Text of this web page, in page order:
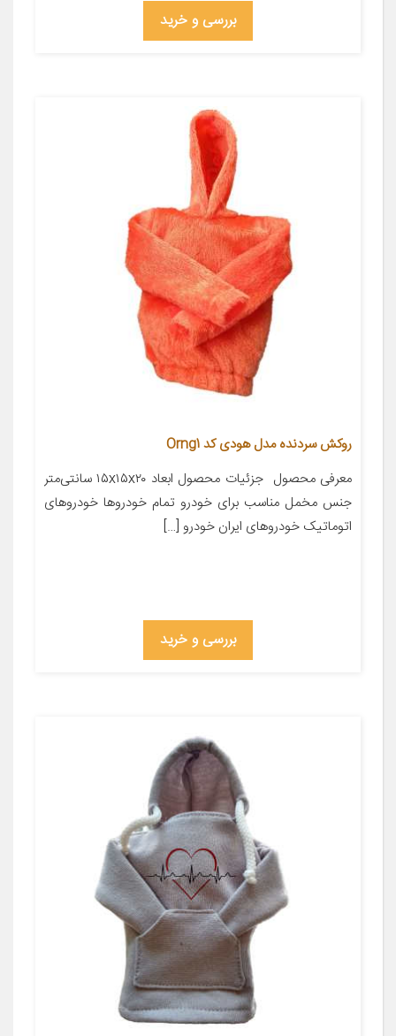
بررسی و خرید
روکش سردنده مدل هودی کد Orng1
معرفی محصول ‌‌‌‌‌‌‌‌‌‌‌‌‌‌‌‌‌‌‌‌‌‌‌‌‌‌‌‌‌‌‌‌‌‌‌‌‌‌‌‌‌‌‌‌‌‌‌‌‌‌‌‌‌‌‌‌‌‌‌‌‌‌‌‌‌‌‌‌‌‌‌‌‌‌‌‌‌‌‌‌‌‌‌‌‌‌‌‌‌‌‌‌‌‌‌‌‌‌‌‌‌‌‌‌‌‌‌‌‌‌‌‌‌‌‌‌‌‌‌‌‌‌‌‌‌‌‌‌‌‌‌‌‌‌‌‌‌‌‌‌‌‌‌‌‌‌‌‌‌‌ جزئیات محصول ابعاد ۱۵x۱۵x۲۰ سانتی‌متر
جنس مخمل مناسب برای خودرو تمام خودروها خودروهای
اتوماتیک خودروهای ایران خودرو […]
بررسی و خرید